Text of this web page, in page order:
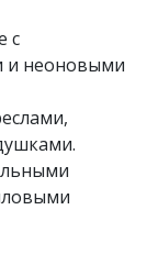
с
и неоновыми